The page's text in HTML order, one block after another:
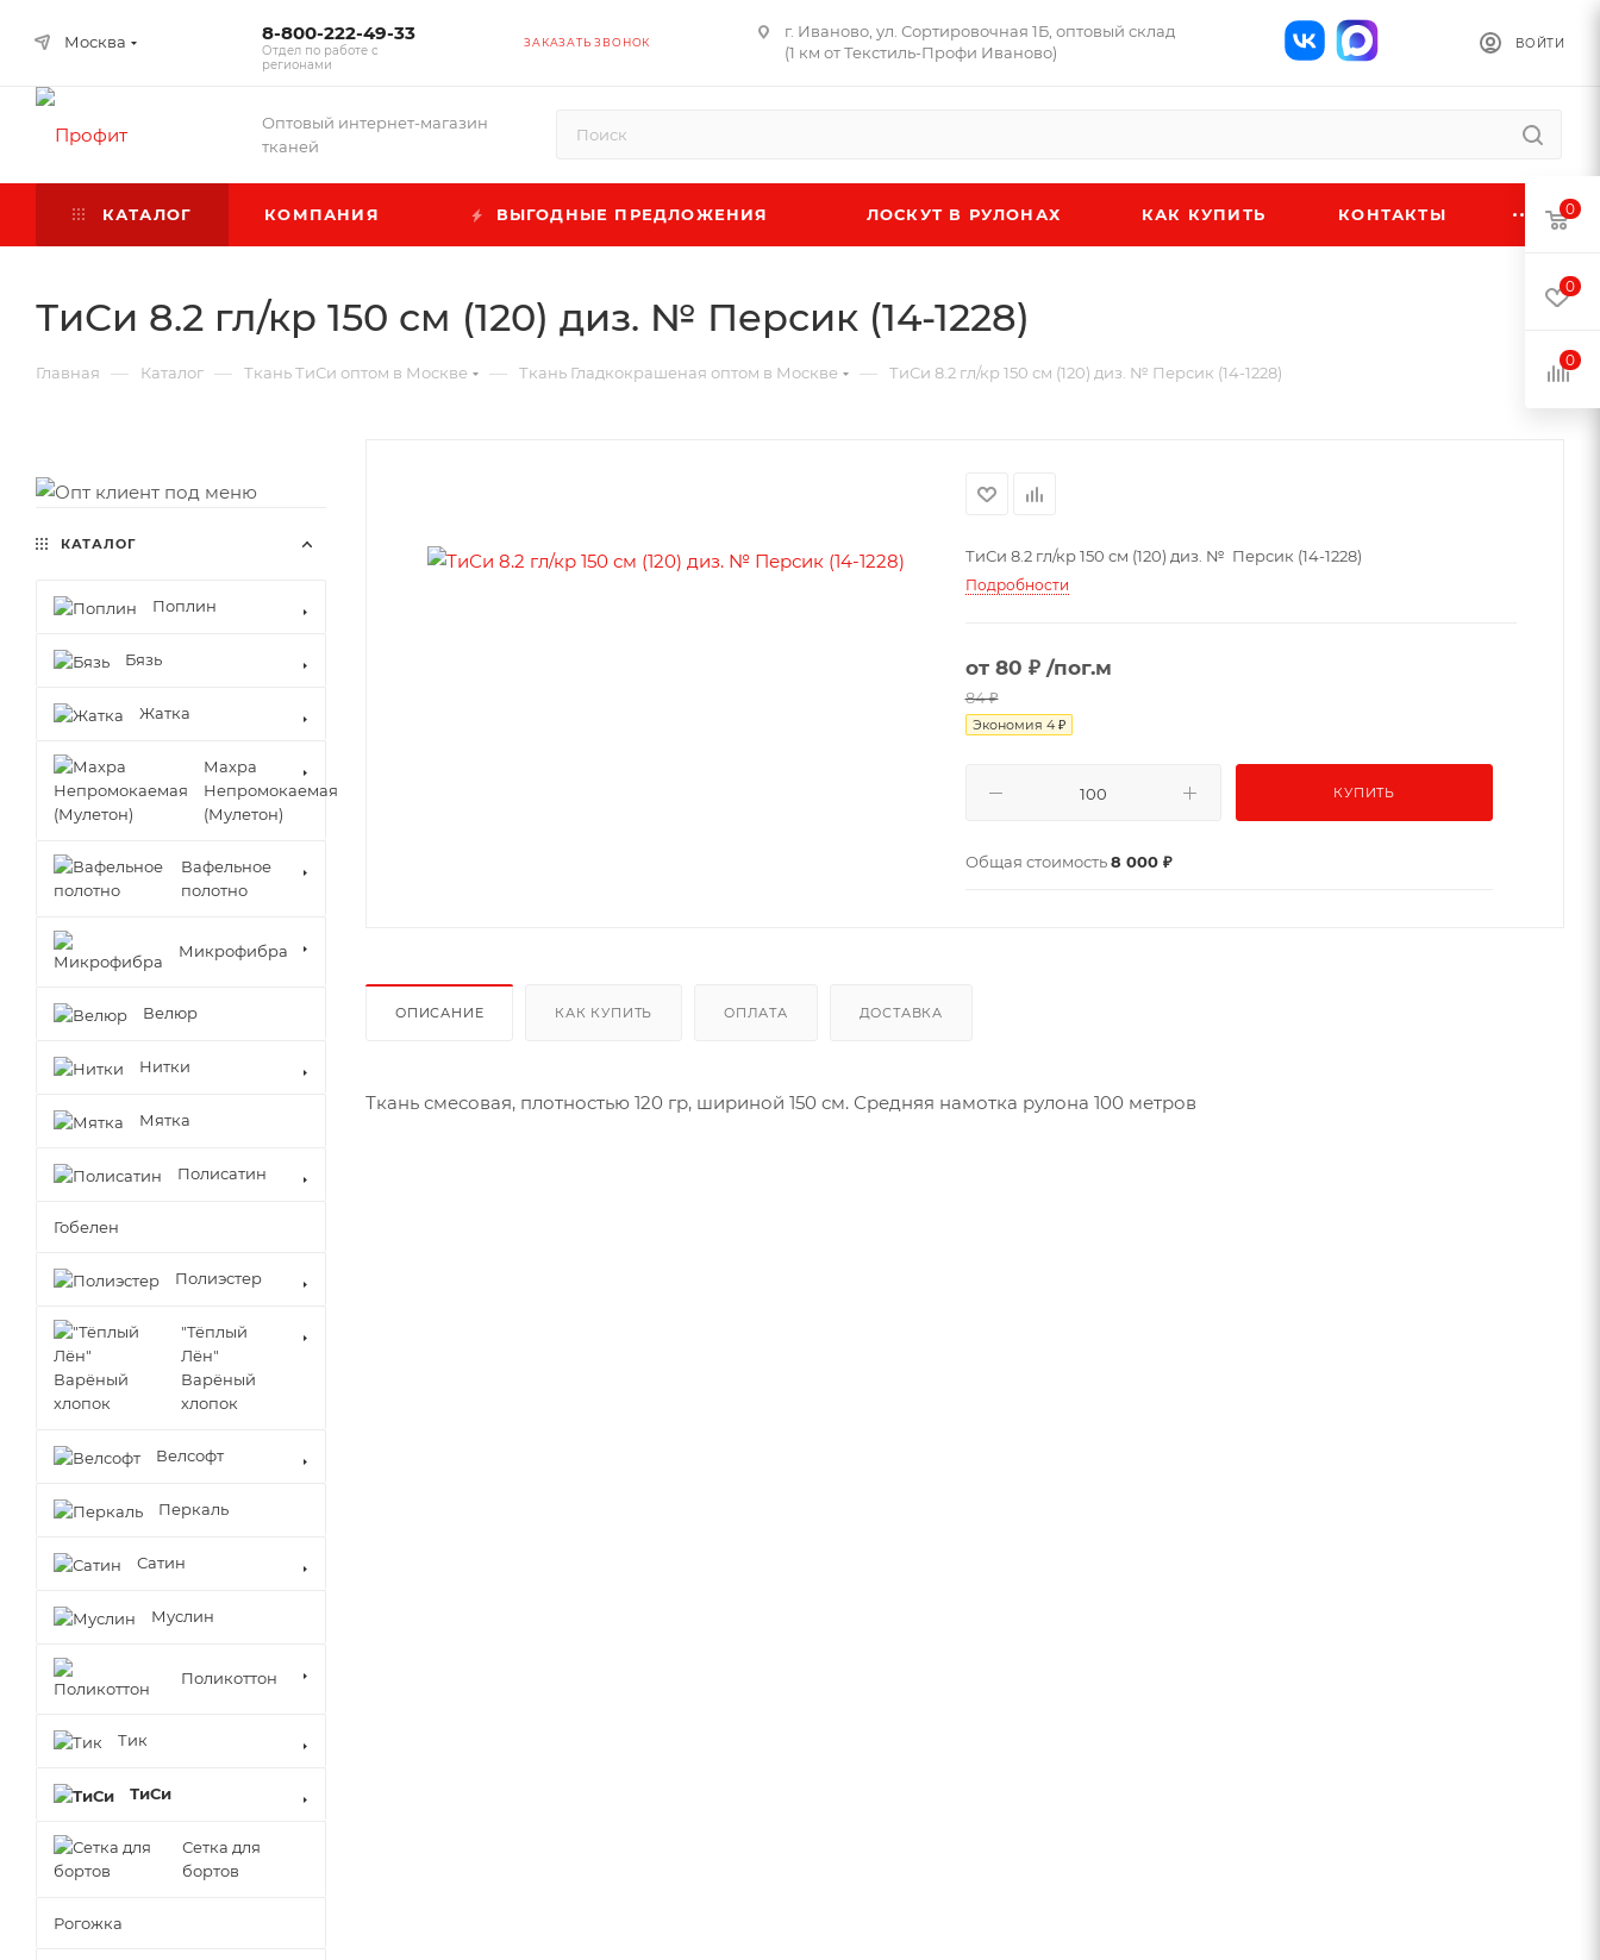
Москва 8-800-222-49-33
Отдел по работе с
регионами
ЗАКАЗАТЬ ЗВОНОК
г. Иваново, ул. Сортировочная 1Б, оптовый склад
(1 км от Текстиль-Профи Иваново)
ВОЙТИ
Оптовый интернет-магазин
тканей
КАТАЛОГ КОМПАНИЯ ВЫГОДНЫЕ ПРЕДЛОЖЕНИЯ ЛОСКУТ В РУЛОНАХ КАК КУПИТЬ КОНТАКТЫ
ТиСи 8.2 гл/кр 150 см (120) диз. № Персик (14-1228)
Главная — Каталог — Ткань ТиСи оптом в Москве — Ткань Гладкокрашеная оптом в Москве — ТиСи 8.2 гл/кр 150 см (120) диз. № Персик (14-1228)
ТиСи 8.2 гл/кр 150 см (120) диз. № Персик (14-1228)
Подробности
от 80 ₽ /пог.м
84 ₽
Экономия 4 ₽
КУПИТЬ
Общая стоимость8 000 ₽
ОПИСАНИЕ КАК КУПИТЬ ОПЛАТА ДОСТАВКА
Ткань смесовая, плотностью 120 гр, шириной 150 см. Средняя намотка рулона 100 метров
КАТАЛОГ
Поплин
Бязь
Жатка
Махра
Непромокаемая
(Мулетон)
Вафельное
полотно
Микрофибра
Велюр
Нитки
Мятка
Полисатин
Гобелен
Полиэстер
"Тёплый
Лён"
Варёный
хлопок
Велсофт
Перкаль
Сатин
Муслин
Поликоттон
Тик
ТиСи
Сетка для
бортов
Рогожка
0
0
0